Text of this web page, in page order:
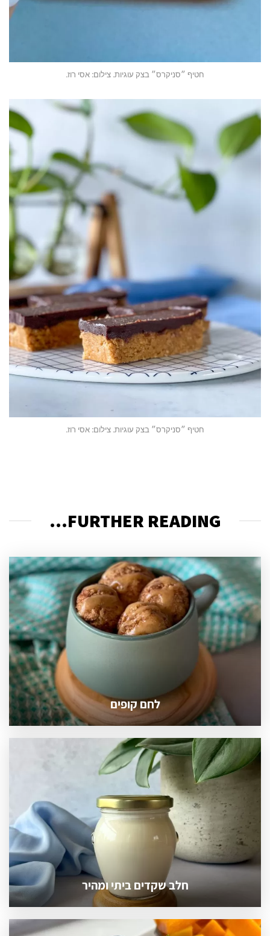
חטיף ״סניקרס״ בצק עוגיות. צילום: אסי רוז.
חטיף ״סניקרס״ בצק עוגיות. צילום: אסי רוז.
FURTHER READING...
לחם קופים
חלב שקדים ביתי ומהיר